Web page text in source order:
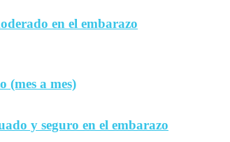
en el embarazo
(mes a mes)
y seguro en el embarazo